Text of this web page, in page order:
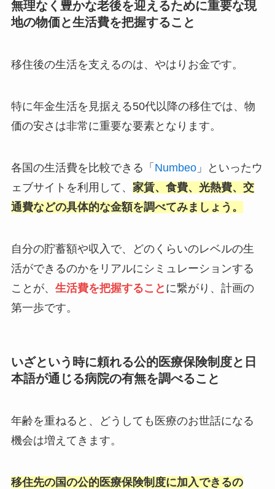
無理なく豊かな老後を迎えるために重要な現
地の物価と生活費を把握すること
移住後の生活を支えるのは、やはりお金です。
特に年金生活を見据える50代以降の移住では、物
価の安さは非常に重要な要素となります。
各国の生活費を比較できる「 Numbeo」といったウ
ェブサイトを利用して、 家賃、食費、光熱費、交
通費などの具体的な金額を調べてみましょう。
自分の貯蓄額や収入で、どのくらいのレベルの生
活ができるのかをリアルにシミュレーションする
ことが、 生活費を把握すること に繋がり、計画の
第一歩です。
いざという時に頼れる公的医療保険制度と日
本語が通じる病院の有無を調べること
年齢を重ねると、どうしても医療のお世話になる
機会は増えてきます。
移住先の国の公的医療保険制度に加入できるの